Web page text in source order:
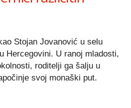
Stojan Jovanović u selu
Hercegovini. U ranoj mladosti,
roditelji ga šalju u
svoj monaški put.